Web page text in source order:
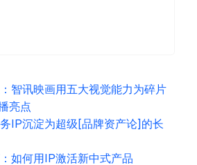
智讯映画用五大视觉能力为碎片
亮点
IP沉淀为超级[品牌资产论]的长
如何用IP激活新中式产品